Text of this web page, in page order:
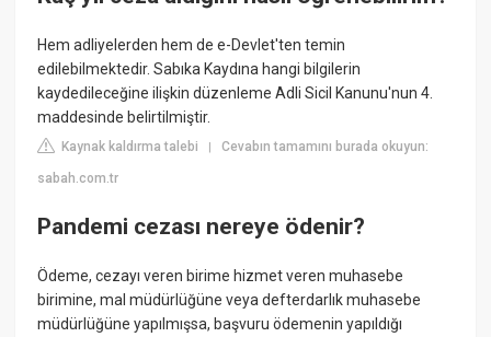
Hem adliyelerden hem de e-Devlet'ten temin
edilebilmektedir. Sabıka Kaydına hangi bilgilerin
kaydedileceğine ilişkin düzenleme Adli Sicil Kanunu'nun 4.
maddesinde belirtilmiştir.
Kaynak kaldırma talebi |Cevabın tamamını burada okuyun:
sabah.com.tr
Pandemi cezası nereye ödenir?
Ödeme, cezayı veren birime hizmet veren muhasebe
birimine, mal müdürlüğüne veya defterdarlık muhasebe
müdürlüğüne yapılmışsa, başvuru ödemenin yapıldığı